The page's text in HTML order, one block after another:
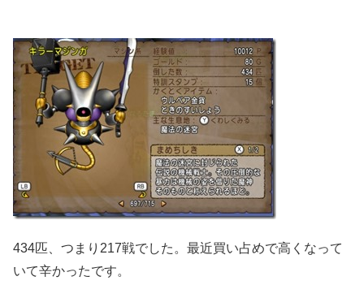
434匹、つまり217戦でした。最近買い占めで高くなって
いて辛かったです。